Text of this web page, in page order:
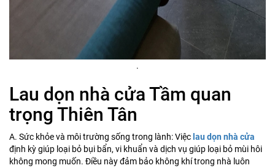
.
Lau dọn nhà cửa Tầm quan
trọng Thiên Tân
A. Sức khỏe và môi trường sống trong lành: Việc lau dọn nhà cửa
định kỳ giúp loại bỏ bụi bẩn, vi khuẩn và dịch vụ giúp loại bỏ mùi hôi
không mong muốn. Điều này đảm bảo không khí trong nhà luôn